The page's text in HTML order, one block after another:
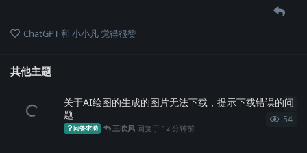
ChatGPT和 小小凡觉得很赞
其他主题
关于AI绘图的生成的图片无法下载，提示下载错误的问
题
问答求助 王吹风 回复于 12 分钟前
54
1